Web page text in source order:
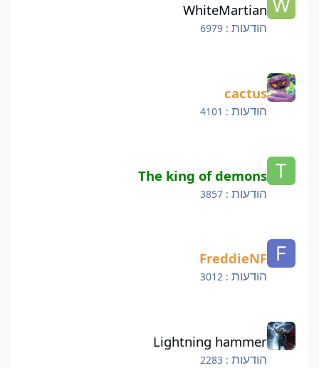
WhiteMartian
הודעות : 6979
cactus
הודעות : 4101
The king of demons
הודעות : 3857
FreddieNF
הודעות : 3012
Lightning hammer
הודעות : 2283